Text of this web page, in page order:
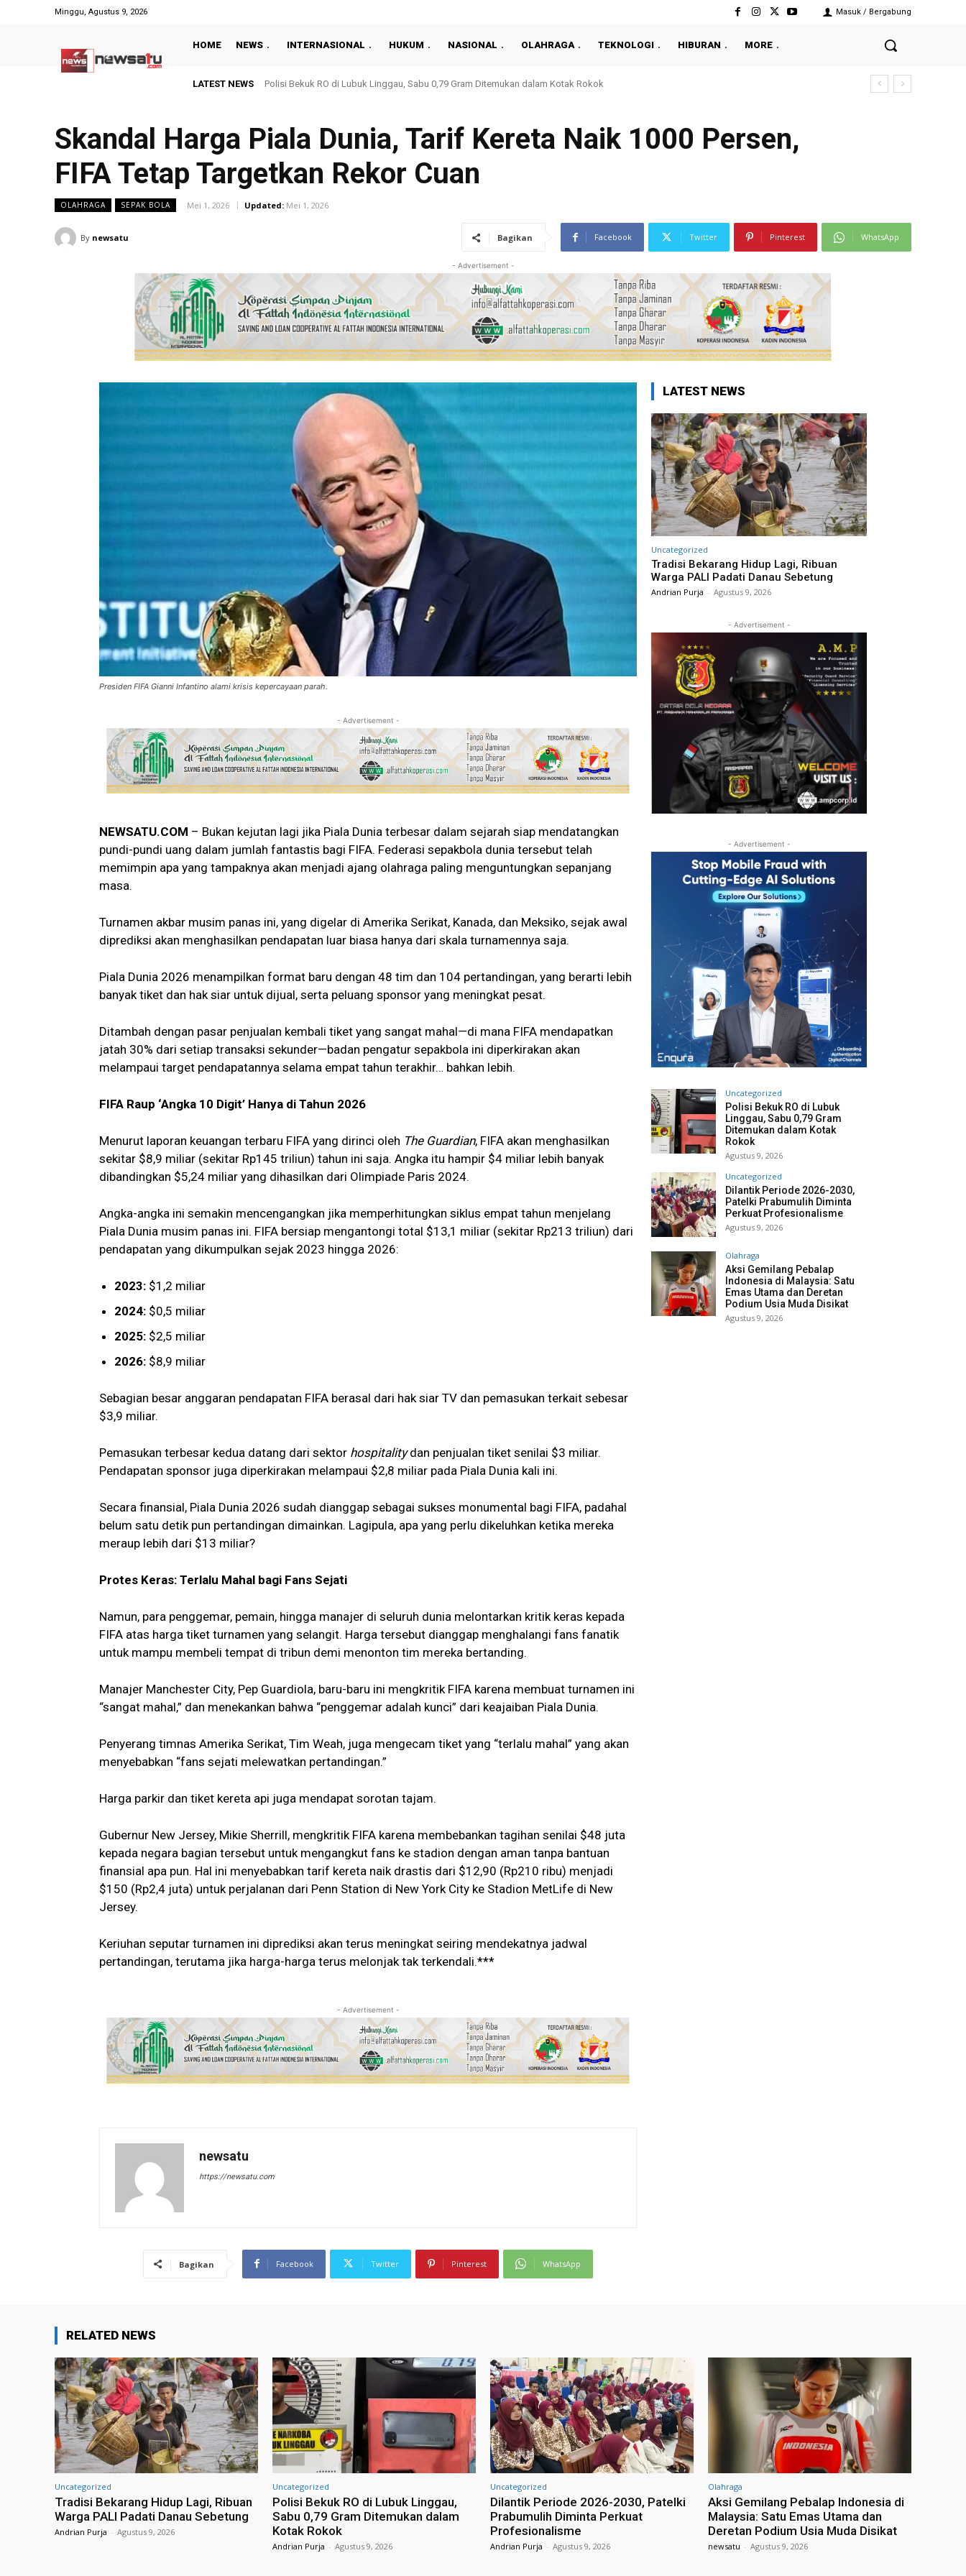
Minggu, Agustus 9, 2026 Masuk / Bergabung
HOME NEWS INTERNASIONAL HUKUM NASIONAL OLAHRAGA TEKNOLOGI HIBURAN MORE
LATEST NEWS Dilantik Periode 2026-2030, Patelki Prabumulih Diminta Perkuat Profesionalisme
Skandal Harga Piala Dunia, Tarif Kereta Naik 1000 Persen,
FIFA Tetap Targetkan Rekor Cuan
OLAHRAGA SEPAK BOLA Mei 1, 2026 Updated: Mei 1, 2026
By newsatu Bagikan Facebook Twitter Pinterest WhatsApp
- Advertisement -
Presiden FIFA Gianni Infantino alami krisis kepercayaan parah.
- Advertisement -
NEWSATU.COM – Bukan kejutan lagi jika Piala Dunia terbesar dalam sejarah siap mendatangkan
pundi-pundi uang dalam jumlah fantastis bagi FIFA. Federasi sepakbola dunia tersebut telah
memimpin apa yang tampaknya akan menjadi ajang olahraga paling menguntungkan sepanjang
masa.
Turnamen akbar musim panas ini, yang digelar di Amerika Serikat, Kanada, dan Meksiko, sejak awal
diprediksi akan menghasilkan pendapatan luar biasa hanya dari skala turnamennya saja.
Piala Dunia 2026 menampilkan format baru dengan 48 tim dan 104 pertandingan, yang berarti lebih
banyak tiket dan hak siar untuk dijual, serta peluang sponsor yang meningkat pesat.
Ditambah dengan pasar penjualan kembali tiket yang sangat mahal—di mana FIFA mendapatkan
jatah 30% dari setiap transaksi sekunder—badan pengatur sepakbola ini diperkirakan akan
melampaui target pendapatannya selama empat tahun terakhir… bahkan lebih.
FIFA Raup ‘Angka 10 Digit’ Hanya di Tahun 2026
Menurut laporan keuangan terbaru FIFA yang dirinci oleh The Guardian, FIFA akan menghasilkan
sekitar $8,9 miliar (sekitar Rp145 triliun) tahun ini saja. Angka itu hampir $4 miliar lebih banyak
dibandingkan $5,24 miliar yang dihasilkan dari Olimpiade Paris 2024.
Angka-angka ini semakin mencengangkan jika memperhitungkan siklus empat tahun menjelang
Piala Dunia musim panas ini. FIFA bersiap mengantongi total $13,1 miliar (sekitar Rp213 triliun) dari
pendapatan yang dikumpulkan sejak 2023 hingga 2026:
2023: $1,2 miliar
2024: $0,5 miliar
2025: $2,5 miliar
2026: $8,9 miliar
Sebagian besar anggaran pendapatan FIFA berasal dari hak siar TV dan pemasukan terkait sebesar
$3,9 miliar.
Pemasukan terbesar kedua datang dari sektor hospitalitydan penjualan tiket senilai $3 miliar.
Pendapatan sponsor juga diperkirakan melampaui $2,8 miliar pada Piala Dunia kali ini.
Secara finansial, Piala Dunia 2026 sudah dianggap sebagai sukses monumental bagi FIFA, padahal
belum satu detik pun pertandingan dimainkan. Lagipula, apa yang perlu dikeluhkan ketika mereka
meraup lebih dari $13 miliar?
Protes Keras: Terlalu Mahal bagi Fans Sejati
Namun, para penggemar, pemain, hingga manajer di seluruh dunia melontarkan kritik keras kepada
FIFA atas harga tiket turnamen yang selangit. Harga tersebut dianggap menghalangi fans fanatik
untuk mampu membeli tempat di tribun demi menonton tim mereka bertanding.
Manajer Manchester City, Pep Guardiola, baru-baru ini mengkritik FIFA karena membuat turnamen ini
“sangat mahal,” dan menekankan bahwa “penggemar adalah kunci” dari keajaiban Piala Dunia.
Penyerang timnas Amerika Serikat, Tim Weah, juga mengecam tiket yang “terlalu mahal” yang akan
menyebabkan “fans sejati melewatkan pertandingan.”
Harga parkir dan tiket kereta api juga mendapat sorotan tajam.
Gubernur New Jersey, Mikie Sherrill, mengkritik FIFA karena membebankan tagihan senilai $48 juta
kepada negara bagian tersebut untuk mengangkut fans ke stadion dengan aman tanpa bantuan
finansial apa pun. Hal ini menyebabkan tarif kereta naik drastis dari $12,90 (Rp210 ribu) menjadi
$150 (Rp2,4 juta) untuk perjalanan dari Penn Station di New York City ke Stadion MetLife di New
Jersey.
Keriuhan seputar turnamen ini diprediksi akan terus meningkat seiring mendekatnya jadwal
pertandingan, terutama jika harga-harga terus melonjak tak terkendali.***
- Advertisement -
newsatu
https://newsatu.com
Bagikan Facebook Twitter Pinterest WhatsApp
LATEST NEWS
Uncategorized
Tradisi Bekarang Hidup Lagi, Ribuan
Warga PALI Padati Danau Sebetung
Andrian Purja - Agustus 9, 2026
- Advertisement -
- Advertisement -
Uncategorized
Polisi Bekuk RO di Lubuk
Linggau, Sabu 0,79 Gram
Ditemukan dalam Kotak
Rokok
Agustus 9, 2026
Uncategorized
Dilantik Periode 2026-2030,
Patelki Prabumulih Diminta
Perkuat Profesionalisme
Agustus 9, 2026
Olahraga
Aksi Gemilang Pebalap
Indonesia di Malaysia: Satu
Emas Utama dan Deretan
Podium Usia Muda Disikat
Agustus 9, 2026
RELATED NEWS
Uncategorized
Tradisi Bekarang Hidup Lagi, Ribuan
Warga PALI Padati Danau Sebetung
Andrian Purja - Agustus 9, 2026
Uncategorized
Polisi Bekuk RO di Lubuk Linggau,
Sabu 0,79 Gram Ditemukan dalam
Kotak Rokok
Andrian Purja - Agustus 9, 2026
Uncategorized
Dilantik Periode 2026-2030, Patelki
Prabumulih Diminta Perkuat
Profesionalisme
Andrian Purja - Agustus 9, 2026
Olahraga
Aksi Gemilang Pebalap Indonesia di
Malaysia: Satu Emas Utama dan
Deretan Podium Usia Muda Disikat
newsatu - Agustus 9, 2026